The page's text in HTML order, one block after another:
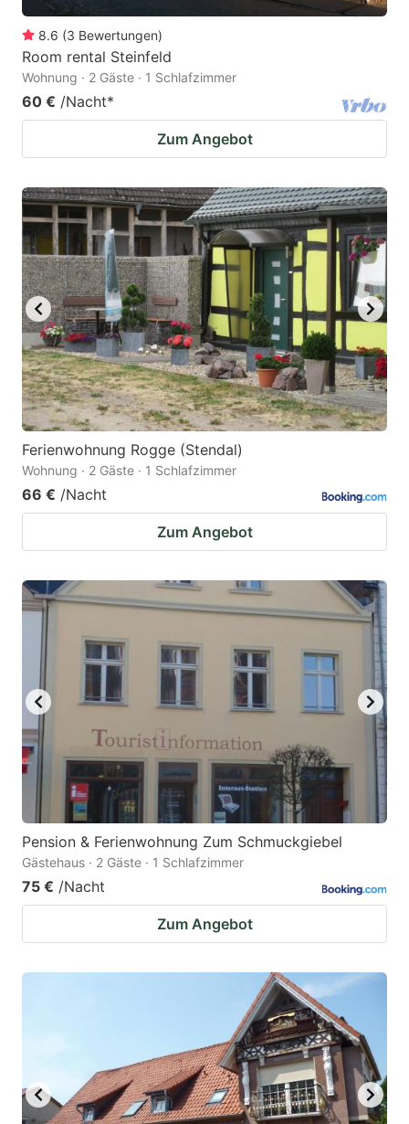
8.6 (3 Bewertungen)
Room rental Steinfeld
Wohnung · 2 Gäste · 1 Schlafzimmer
60 € /Nacht*
Zum Angebot
Ferienwohnung Rogge (Stendal)
Wohnung · 2 Gäste · 1 Schlafzimmer
66 € /Nacht
Zum Angebot
Pension & Ferienwohnung Zum Schmuckgiebel
Gästehaus · 2 Gäste · 1 Schlafzimmer
75 € /Nacht
Zum Angebot